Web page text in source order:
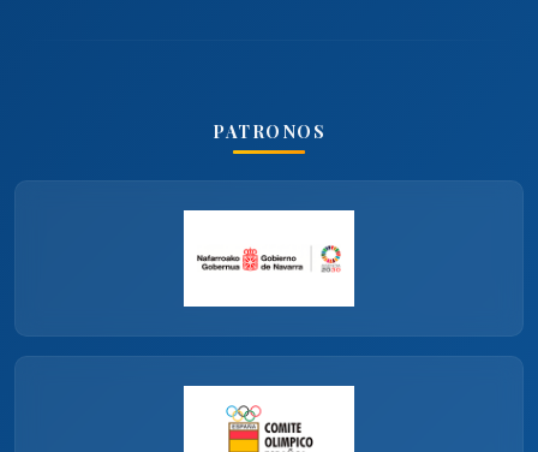
PATRONOS